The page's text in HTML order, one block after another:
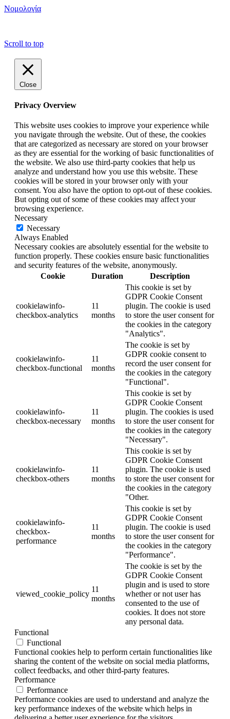
Νομολογία
Scroll to top
Close
Privacy Overview
This website uses cookies to improve your experience while
you navigate through the website. Out of these, the cookies
that are categorized as necessary are stored on your browser
as they are essential for the working of basic functionalities of
the website. We also use third-party cookies that help us
analyze and understand how you use this website. These
cookies will be stored in your browser only with your
consent. You also have the option to opt-out of these cookies.
But opting out of some of these cookies may affect your
browsing experience.
Necessary
Necessary
Always Enabled
Necessary cookies are absolutely essential for the website to
function properly. These cookies ensure basic functionalities
and security features of the website, anonymously.
Cookie
Duration Description
cookielawinfo-
checkbox-analytics
11
months
This cookie is set by
GDPR Cookie Consent
plugin. The cookie is used
to store the user consent for
the cookies in the category
"Analytics".
cookielawinfo-
checkbox-functional
11
months
The cookie is set by
GDPR cookie consent to
record the user consent for
the cookies in the category
"Functional".
cookielawinfo-
checkbox-necessary
11
months
This cookie is set by
GDPR Cookie Consent
plugin. The cookies is used
to store the user consent for
the cookies in the category
"Necessary".
cookielawinfo-
checkbox-others
11
months
This cookie is set by
GDPR Cookie Consent
plugin. The cookie is used
to store the user consent for
the cookies in the category
"Other.
cookielawinfo-
checkbox-
performance
11
months
This cookie is set by
GDPR Cookie Consent
plugin. The cookie is used
to store the user consent for
the cookies in the category
"Performance".
viewed_cookie_policy
11
months
The cookie is set by the
GDPR Cookie Consent
plugin and is used to store
whether or not user has
consented to the use of
cookies. It does not store
any personal data.
Functional
Functional
Functional cookies help to perform certain functionalities like
sharing the content of the website on social media platforms,
collect feedbacks, and other third-party features.
Performance
Performance
Performance cookies are used to understand and analyze the
key performance indexes of the website which helps in